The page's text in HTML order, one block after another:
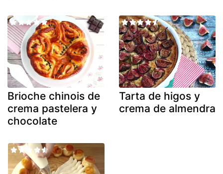
Brioche chinois de
crema pastelera y
chocolate
Tarta de higos y
crema de almendra